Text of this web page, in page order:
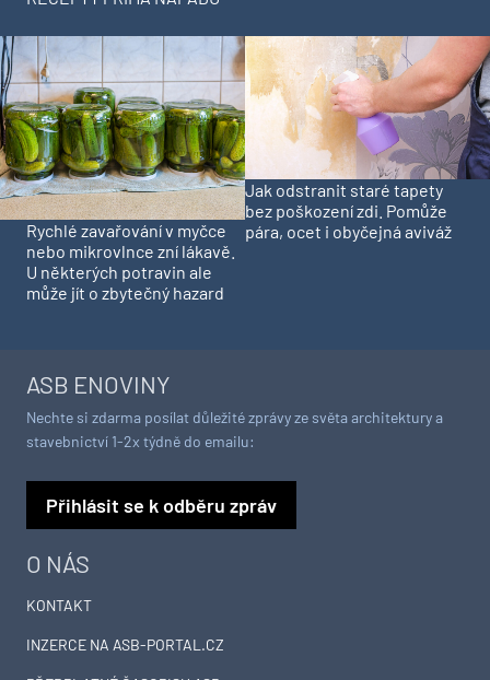
Rychlé zavařování v myčce
nebo mikrovlnce zní lákavě.
U některých potravin ale
může jít o zbytečný hazard
Jak odstranit staré tapety
bez poškození zdi. Pomůže
pára, ocet i obyčejná aviváž
O NÁS
KONTAKT
INZERCE NA ASB-PORTAL.CZ
ASB ENOVINY
Nechte si zdarma posílat důležité zprávy ze světa architektury a
stavebnictví 1-2x týdně do emailu:
Přihlásit se k odběru zpráv